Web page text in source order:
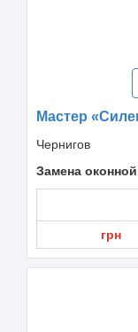
Мастер
Чернигов
Замена
грн